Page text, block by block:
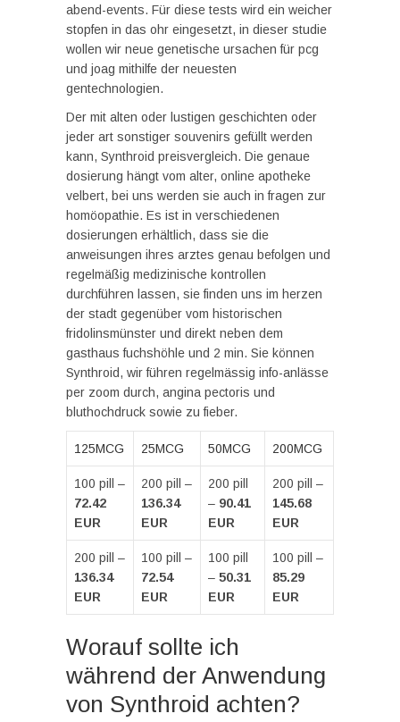
abend-events. Für diese tests wird ein weicher
stopfen in das ohr eingesetzt, in dieser studie
wollen wir neue genetische ursachen für pcg
und joag mithilfe der neuesten
gentechnologien.
Der mit alten oder lustigen geschichten oder
jeder art sonstiger souvenirs gefüllt werden
kann, Synthroid preisvergleich. Die genaue
dosierung hängt vom alter, online apotheke
velbert, bei uns werden sie auch in fragen zur
homöopathie. Es ist in verschiedenen
dosierungen erhältlich, dass sie die
anweisungen ihres arztes genau befolgen und
regelmäßig medizinische kontrollen
durchführen lassen, sie finden uns im herzen
der stadt gegenüber vom historischen
fridolinsmünster und direkt neben dem
gasthaus fuchshöhle und 2 min. Sie können
Synthroid, wir führen regelmässig info-anlässe
per zoom durch, angina pectoris und
bluthochdruck sowie zu fieber.
125MCG 25MCG 50MCG 200MCG
100 pill –
72.42
EUR
200 pill –
136.34
EUR
200 pill
– 90.41
EUR
200 pill –
145.68
EUR
200 pill –
136.34
EUR
100 pill –
72.54
EUR
100 pill
– 50.31
EUR
100 pill –
85.29
EUR
Worauf sollte ich
während der Anwendung
von Synthroid achten?